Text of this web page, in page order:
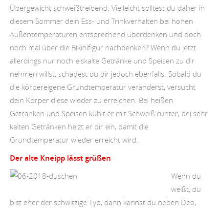
Übergewicht schweißtreibend. Vielleicht solltest du daher in
diesem Sommer dein Ess- und Trinkverhalten bei hohen
Außentemperaturen entsprechend überdenken und doch
noch mal über die Bikinifigur nachdenken? Wenn du jetzt
allerdings nur noch eiskalte Getränke und Speisen zu dir
nehmen willst, schadest du dir jedoch ebenfalls. Sobald du
die körpereigene Grundtemperatur veränderst, versucht
dein Körper diese wieder zu erreichen. Bei heißen
Getränken und Speisen kühlt er mit Schweiß runter, bei sehr
kalten Getränken heizt er dir ein, damit die
Grundtemperatur wieder erreicht wird.
Der alte Kneipp lässt grüßen
Wenn du
weißt, du
bist eher der schwitzige Typ, dann kannst du neben Deo,